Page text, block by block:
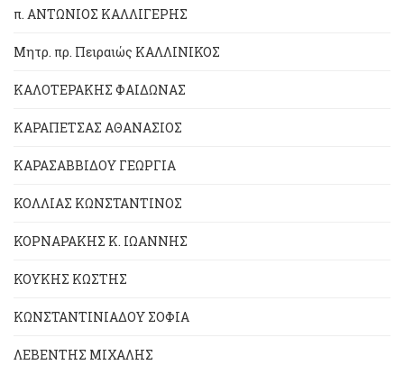
π. ΑΝΤΩΝΙΟΣ ΚΑΛΛΙΓΕΡΗΣ
Μητρ. πρ. Πειραιώς ΚΑΛΛΙΝΙΚΟΣ
ΚΑΛΟΤΕΡΑΚΗΣ ΦΑΙΔΩΝΑΣ
ΚΑΡΑΠΕΤΣΑΣ ΑΘΑΝΑΣΙΟΣ
ΚΑΡΑΣΑΒΒΙΔΟΥ ΓΕΩΡΓΙΑ
ΚΟΛΛΙΑΣ ΚΩΝΣΤΑΝΤΙΝΟΣ
ΚΟΡΝΑΡΑΚΗΣ Κ. ΙΩΑΝΝΗΣ
ΚΟΥΚΗΣ ΚΩΣΤΗΣ
ΚΩΝΣΤΑΝΤΙΝΙΑΔΟΥ ΣΟΦΙΑ
ΛΕΒΕΝΤΗΣ ΜΙΧΑΛΗΣ